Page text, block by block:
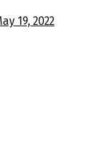
19, 2022